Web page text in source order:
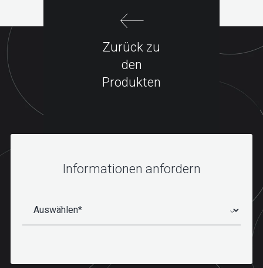
Zurück zu
den
Produkten
Informationen anfordern